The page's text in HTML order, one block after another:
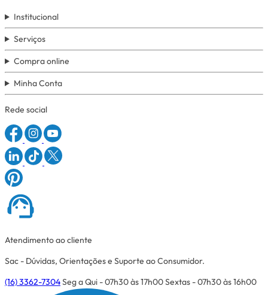
Institucional
Serviços
Compra online
Minha Conta
Rede social
Atendimento ao cliente
Sac - Dúvidas, Orientações e Suporte ao Consumidor.
(16) 3362-7304Seg a Qui - 07h30 às 17h00Sextas - 07h30 às 16h00